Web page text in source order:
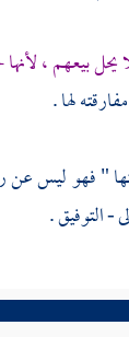
بيعهم ،
لها .
" فهو ليس عن
- التوفيق .